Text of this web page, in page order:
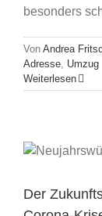
besonders
Von Andrea
Adresse Umzug
Weiterlesen
Der